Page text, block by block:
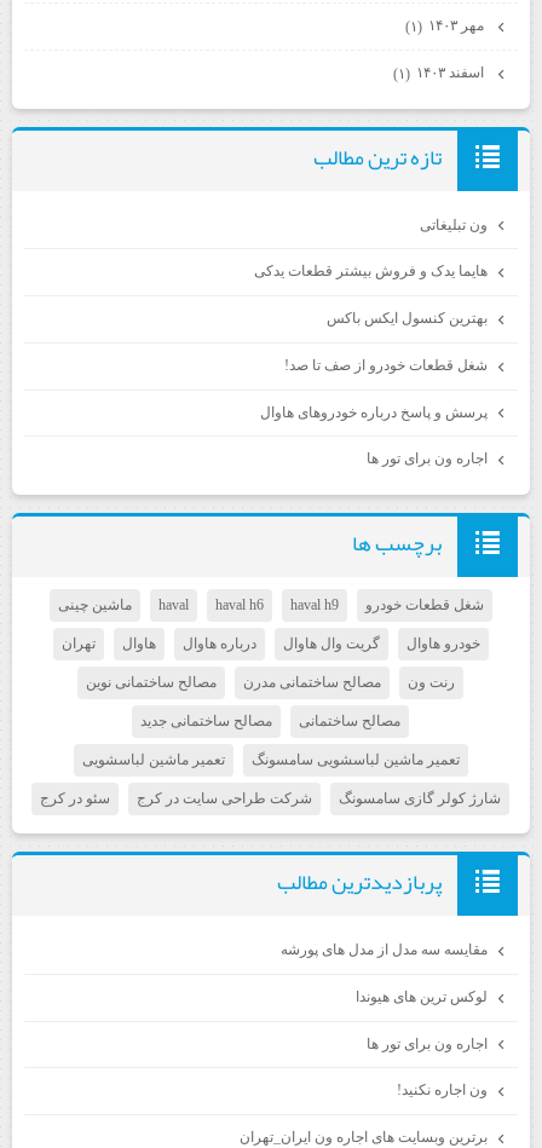
مهر ۱۴۰۳ (۱)
اسفند ۱۴۰۳ (۱)
تازه ترين مطالب
ون تبلیغاتی
هایما یدک و فروش بیشتر قطعات یدکی
بهترین کنسول ایکس باکس
شغل قطعات خودرو از صف تا صد!
پرسش و پاسخ درباره خودروهای هاوال
اجاره ون برای تور ها
برچسب ها
شغل قطعات خودرو haval h9
haval h6
haval ماشین چینی
خودرو هاوال گریت وال هاوال درباره هاوال هاوال تهران
رنت ون مصالح ساختمانی مدرن مصالح ساختمانی نوین
مصالح ساختمانی مصالح ساختمانی جدید
تعمیر ماشین لباسشویی سامسونگ تعمیر ماشین لباسشویی
شارژ کولر گازی سامسونگ شرکت طراحی سایت در کرج سئو در کرج
پربازديدترين مطالب
مقایسه سه مدل از مدل های پورشه
لوکس ترین های هیوندا
اجاره ون برای تور ها
ون اجاره نکنید!
برترین وبسایت های اجاره ون ایران_تهران